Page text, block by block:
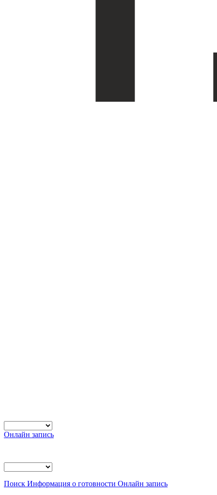
Онлайн запись
Поиск Информация о готовности Онлайн запись